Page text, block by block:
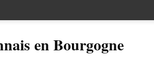
en Bourgogne